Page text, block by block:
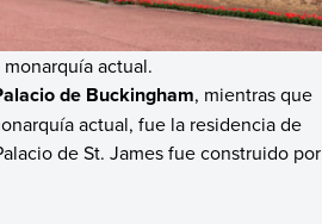
actual.
de Buckingham, mientras que
actual, fue la residencia de
de St. James fue construido por